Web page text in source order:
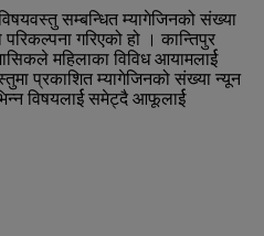
सम्बन्धित म्यागेजिनको संख्या
गरिएको हो । कान्तिपुर
महिलाका विविध आयामलार्ई
प्रकाशित म्यागेजिनको संख्या न्यून
विषयलार्ई समेट्दै आफूलार्ई